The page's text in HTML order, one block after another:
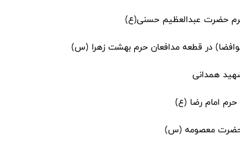
حضرت عبدالعظیم حسنی(ع)
در قطعه مدافعان حرم بهشت زهرا (س)
همدانی
امام رضا (ع)
حضرت معصومه (س)